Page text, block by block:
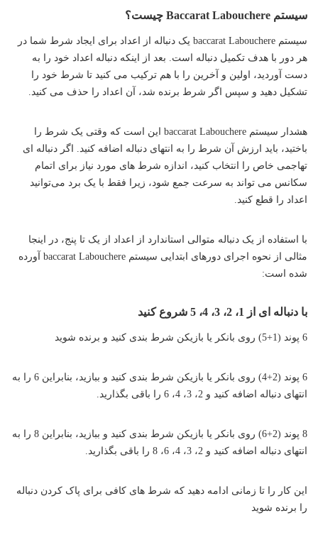
سیستم Baccarat Labouchere چیست؟
سیستم baccarat Labouchere یک دنباله از اعداد برای ایجاد شرط شما در
هر دور با هدف تکمیل دنباله است. بعد از اینکه دنباله اعداد خود را به
دست آوردید، اولین و آخرین را با هم ترکیب می کنید تا شرط خود را
تشکیل دهید و سپس اگر شرط برنده شد، آن اعداد را حذف می کنید.
هشدار سیستم baccarat Labouchere این است که وقتی یک شرط را
باختید، باید ارزش آن شرط را به انتهای دنباله اضافه کنید. اگر دنباله‌ ای
تهاجمی خاص را انتخاب کنید، اندازه شرط‌ های مورد نیاز برای اتمام
سکانس می‌ تواند به سرعت جمع شود، زیرا فقط با یک برد می‌توانید
اعداد را قطع کنید.
با استفاده از یک دنباله متوالی استاندارد از اعداد از یک تا پنج، در اینجا
مثالی از نحوه اجرای دورهای ابتدایی سیستم baccarat Labouchere آورده
شده است:
با دنباله ای از 1، 2، 3، 4، 5 شروع کنید
6 پوند (1+5) روی بانکر یا بازیکن شرط بندی کنید و برنده شوید
6 پوند (2+4) روی بانکر یا بازیکن شرط بندی کنید و ببازید، بنابراین 6 را به
انتهای دنباله اضافه کنید و 2، 3، 4، 6 را باقی بگذارید.
8 پوند (2+6) روی بانکر یا بازیکن شرط بندی کنید و ببازید، بنابراین 8 را به
انتهای دنباله اضافه کنید و 2، 3، 4، 6، 8 را باقی بگذارید.
این کار را تا زمانی ادامه دهید که شرط های کافی برای پاک کردن دنباله
را برنده شوید